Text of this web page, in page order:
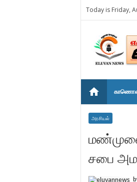
Today is Friday,
home
அரசியல்
சபை